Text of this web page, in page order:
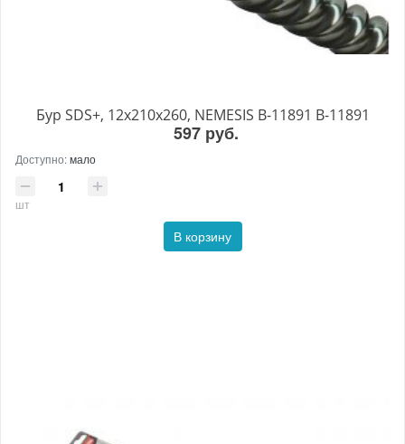
Бур SDS+, 12х210х260, NEMESIS B-11891 B-11891
597 руб.
Доступно:мало
шт
В корзину